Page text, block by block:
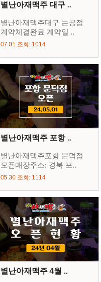
별난아재맥주 대구 ..
별난아재맥주대구 논공점
계약체결완료 계약일 ..
07.01 조회: 1014
별난아재맥주 포항 ..
별난아재맥주포항 문덕점
오픈매장주소: 경북 포..
05.30 조회: 1114
별난아재맥주 4월 ..